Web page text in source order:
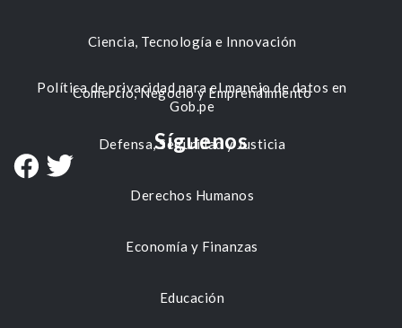
Ciencia, Tecnología e Innovación
Comercio, Negocio y Emprendimiento
Defensa, Seguridad y Justicia
Derechos Humanos
Economía y Finanzas
Educación
Política de privacidad para el manejo de datos en
Gob.pe
Síguenos